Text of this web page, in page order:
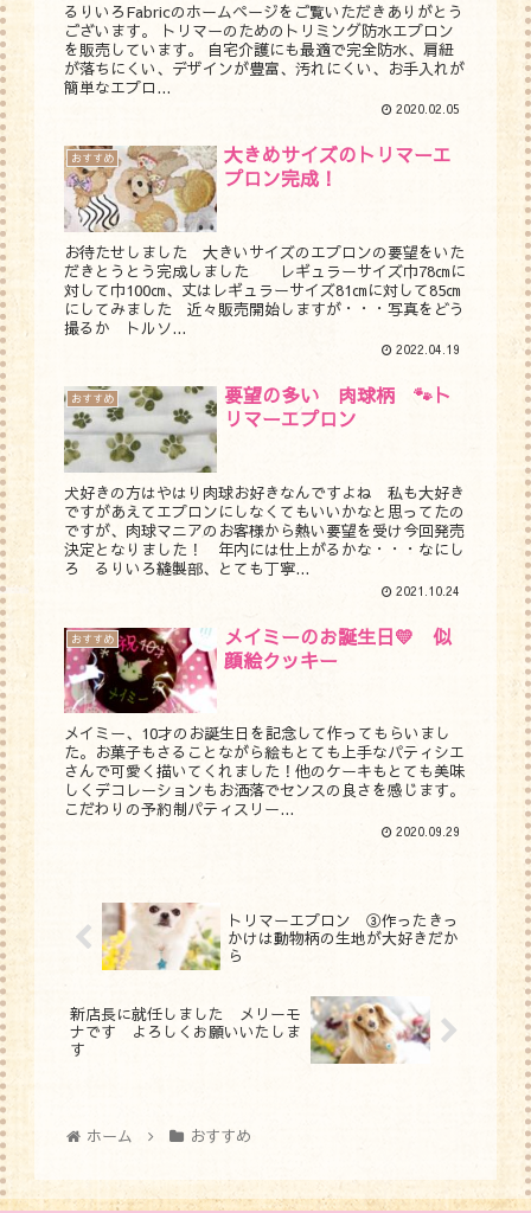
るりいろFabricのホームページをご覧いただきありがとう
ございます。 トリマーのためのトリミング防水エプロン
を販売しています。 自宅介護にも最適で完全防水、肩紐
が落ちにくい、デザインが豊富、汚れにくい、お手入れが
簡単なエプロ...
2020.02.05
おすすめ
大きめサイズのトリマーエ
プロン完成！
お待たせしました 大きいサイズのエプロンの要望をいた
だきとうとう完成しました レギュラーサイズ巾78㎝に
対して巾100㎝、丈はレギュラーサイズ81㎝に対して85㎝
にしてみました 近々販売開始しますが・・・写真をどう
撮るか トルソ...
2022.04.19
おすすめ
要望の多い 肉球柄 🐾ト
リマーエプロン
犬好きの方はやはり肉球お好きなんですよね 私も大好き
ですがあえてエプロンにしなくてもいいかなと思ってたの
ですが、肉球マニアのお客様から熱い要望を受け今回発売
決定となりました！ 年内には仕上がるかな・・・なにし
ろ るりいろ縫製部、とても丁寧...
2021.10.24
おすすめ
メイミーのお誕生日💛 似
顔絵クッキー
メイミー、10才のお誕生日を記念して作ってもらいまし
た。お菓子もさることながら絵もとても上手なパティシエ
さんで可愛く描いてくれました！他のケーキもとても美味
しくデコレーションもお洒落でセンスの良さを感じます。
こだわりの予約制パティスリー...
2020.09.29
トリマーエプロン ③作ったきっ
かけは動物柄の生地が大好きだか
ら
新店長に就任しました メリーモ
ナです よろしくお願いいたしま
す
ホーム おすすめ